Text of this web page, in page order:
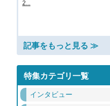
2...
記事をもっと見る ≫
特集カテゴリ一覧
インタビュー